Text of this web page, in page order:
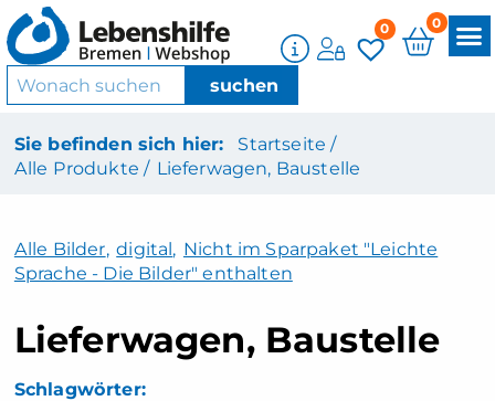
0 0
Sie befinden sich hier:
Startseite /
Alle Produkte / Lieferwagen, Baustelle
Alle Bilder, digital, Nicht im Sparpaket "Leichte
Sprache - Die Bilder" enthalten
Lieferwagen, Baustelle